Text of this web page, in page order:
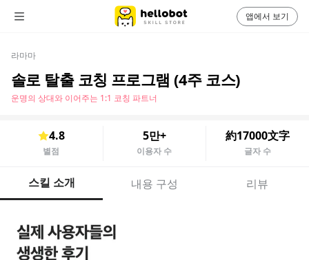
라마마
솔로 탈출 코칭 프로그램 (4주 코스)
운명의 상대와 이어주는 1:1 코칭 파트너
4.8
별점
5만+
이용자 수
約17000文字
글자 수
스킬 소개 내용 구성 리뷰
앱에서 보기